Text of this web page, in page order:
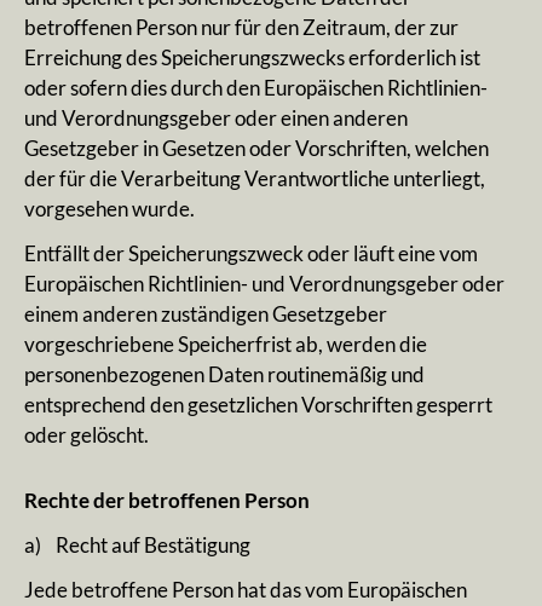
betroffenen Person nur für den Zeitraum, der zur
Erreichung des Speicherungszwecks erforderlich ist
oder sofern dies durch den Europäischen Richtlinien-
und Verordnungsgeber oder einen anderen
Gesetzgeber in Gesetzen oder Vorschriften, welchen
der für die Verarbeitung Verantwortliche unterliegt,
vorgesehen wurde.
Entfällt der Speicherungszweck oder läuft eine vom
Europäischen Richtlinien- und Verordnungsgeber oder
einem anderen zuständigen Gesetzgeber
vorgeschriebene Speicherfrist ab, werden die
personenbezogenen Daten routinemäßig und
entsprechend den gesetzlichen Vorschriften gesperrt
oder gelöscht.
Rechte der betroffenen Person
a) Recht auf Bestätigung
Jede betroffene Person hat das vom Europäischen